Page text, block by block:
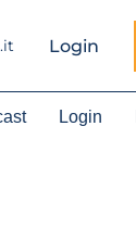
Login
Login